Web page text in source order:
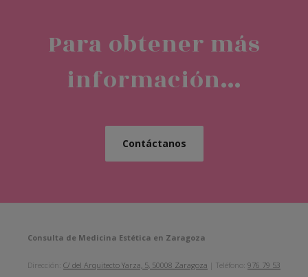
Para obtener más
información...
Contáctanos
Consulta de Medicina Estética en Zaragoza
Dirección: C/ del Arquitecto Yarza, 5, 50008 Zaragoza | Teléfono: 976 79 53